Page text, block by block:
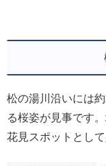
松の湯川沿いには
る桜姿が見事です
花見スポットとして